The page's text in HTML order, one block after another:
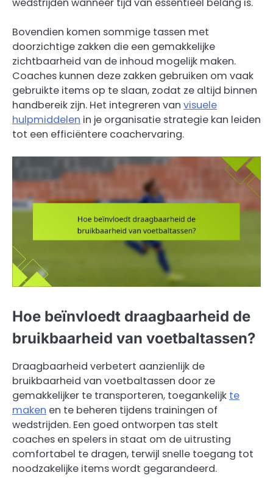
Bovendien komen sommige tassen met
doorzichtige zakken die een gemakkelijke
zichtbaarheid van de inhoud mogelijk maken.
Coaches kunnen deze zakken gebruiken om vaak
gebruikte items op te slaan, zodat ze altijd binnen
handbereik zijn. Het integreren van visuele
hulpmiddelen in je organisatie strategie kan leiden
tot een efficiëntere coachervaring.
Hoe beïnvloedt draagbaarheid de
bruikbaarheid van voetbaltassen?
Draagbaarheid verbetert aanzienlijk de
bruikbaarheid van voetbaltassen door ze
gemakkelijker te transporteren, toegankelijk te
maken en te beheren tijdens trainingen of
wedstrijden. Een goed ontworpen tas stelt
coaches en spelers in staat om de uitrusting
comfortabel te dragen, terwijl snelle toegang tot
noodzakelijke items wordt gegarandeerd.